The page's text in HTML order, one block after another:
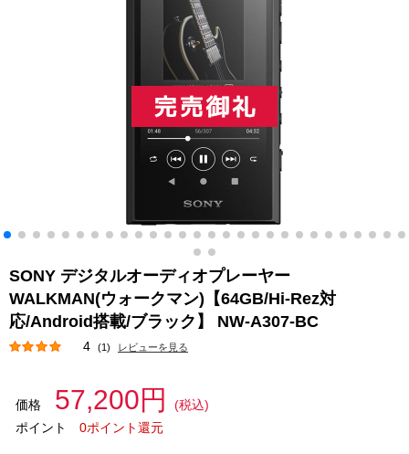
SONY デジタルオーディオプレーヤー
WALKMAN(ウォークマン)【64GB/Hi-Rez対
応/Android搭載/ブラック】 NW-A307-BC
4 (1) レビューを見る
価格 57,200円
(税込)
ポイント
0ポイント還元